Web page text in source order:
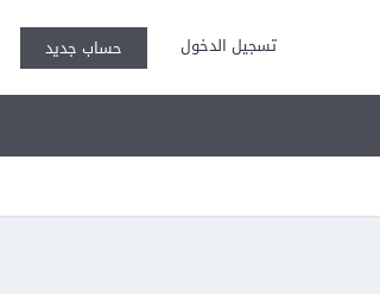
تسجيل الدخول حساب جديد